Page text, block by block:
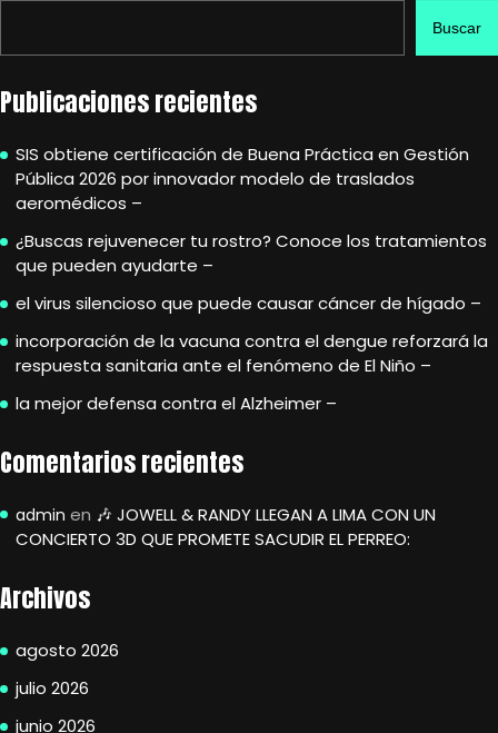
Buscar
Publicaciones recientes
SIS obtiene certificación de Buena Práctica en Gestión
Pública 2026 por innovador modelo de traslados
aeromédicos –
¿Buscas rejuvenecer tu rostro? Conoce los tratamientos
que pueden ayudarte –
el virus silencioso que puede causar cáncer de hígado –
incorporación de la vacuna contra el dengue reforzará la
respuesta sanitaria ante el fenómeno de El Niño –
la mejor defensa contra el Alzheimer –
Comentarios recientes
admin en 🎶 JOWELL & RANDY LLEGAN A LIMA CON UN
CONCIERTO 3D QUE PROMETE SACUDIR EL PERREO:
Archivos
agosto 2026
julio 2026
junio 2026